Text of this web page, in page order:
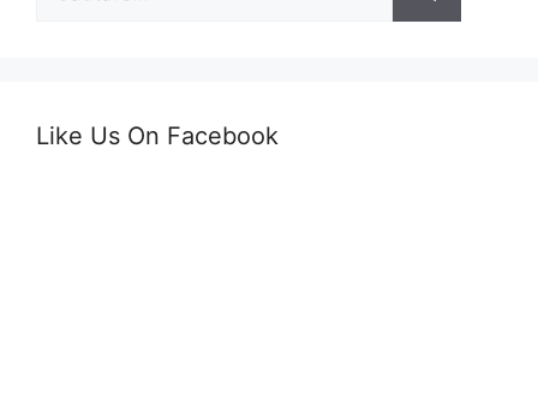
Like Us On Facebook